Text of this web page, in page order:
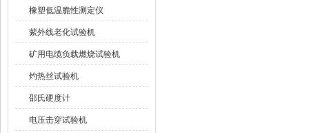
橡塑低温脆性测定仪
紫外线老化试验机
矿用电缆负载燃烧试验机
灼热丝试验机
邵氏硬度计
电压击穿试验机